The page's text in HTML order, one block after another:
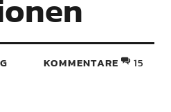
KOMMENTARE 15